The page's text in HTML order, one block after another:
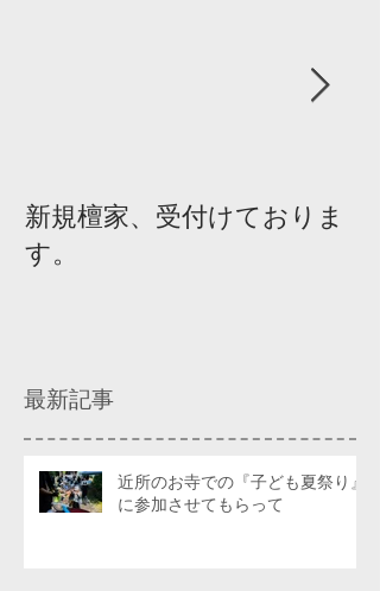
新規檀家、受付けておりま
す。
最新記事
近所のお寺での『子ども夏祭り』
に参加させてもらって